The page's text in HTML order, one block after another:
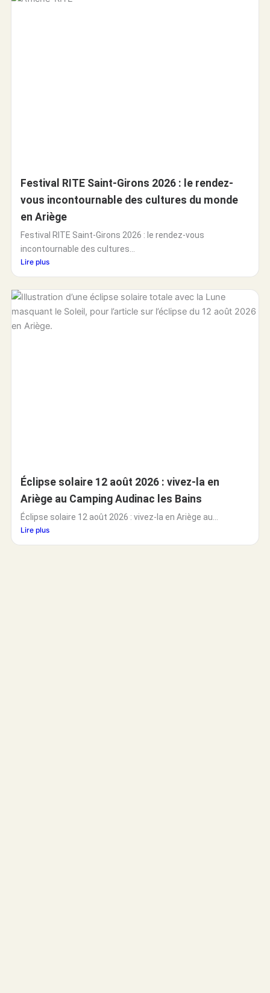
Festival RITE Saint-Girons 2026 : le rendez-
vous incontournable des cultures du monde
en Ariège
Festival RITE Saint-Girons 2026 : le rendez-vous
incontournable des cultures...
Lire plus
Éclipse solaire 12 août 2026 : vivez-la en
Ariège au Camping Audinac les Bains
Éclipse solaire 12 août 2026 : vivez-la en Ariège au...
Lire plus